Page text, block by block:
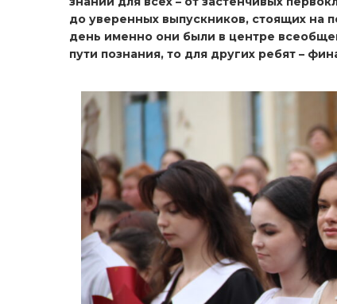
до уверенных выпускников, стоящих на
день именно они были в центре
пути познания, то для других ребят –